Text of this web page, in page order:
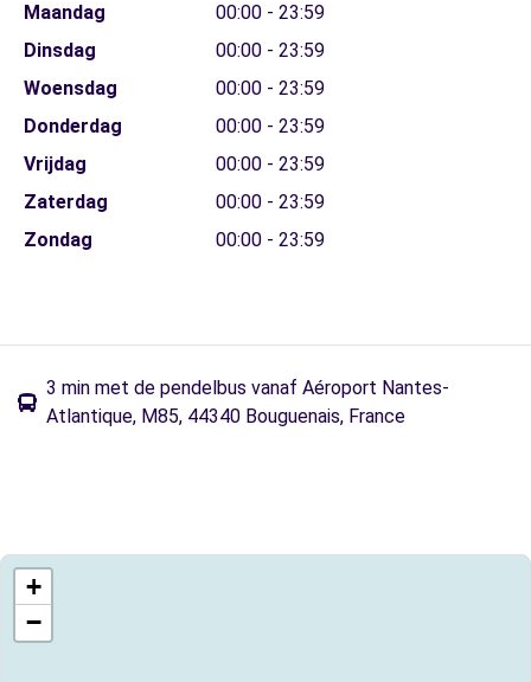
Maandag
00:00 - 23:59
Dinsdag
00:00 - 23:59
Woensdag
00:00 - 23:59
Donderdag
00:00 - 23:59
Vrijdag
00:00 - 23:59
Zaterdag
00:00 - 23:59
Zondag
00:00 - 23:59
3 min met de pendelbus vanaf Aéroport Nantes-
Atlantique, M85, 44340 Bouguenais, France
+
−